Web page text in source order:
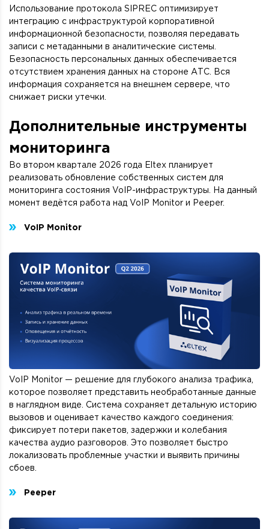
Использование протокола SIPREC оптимизирует
интеграцию с инфраструктурой корпоративной
информационной безопасности, позволяя передавать
записи с метаданными в аналитические системы.
Безопасность персональных данных обеспечивается
отсутствием хранения данных на стороне АТС. Вся
информация сохраняется на внешнем сервере, что
снижает риски утечки.
Дополнительные инструменты
мониторинга
Во втором квартале 2026 года Eltex планирует
реализовать обновление собственных систем для
мониторинга состояния VoIP-инфраструктуры. На данный
момент ведётся работа над VoIP Monitor и Peeper.
VoIP Monitor
VoIP Monitor — решение для глубокого анализа трафика,
которое позволяет представить необработанные данные
в наглядном виде. Система сохраняет детальную историю
вызовов и оценивает качество каждого соединения:
фиксирует потери пакетов, задержки и колебания
качества аудио разговоров. Это позволяет быстро
локализовать проблемные участки и выявить причины
сбоев.
Peeper